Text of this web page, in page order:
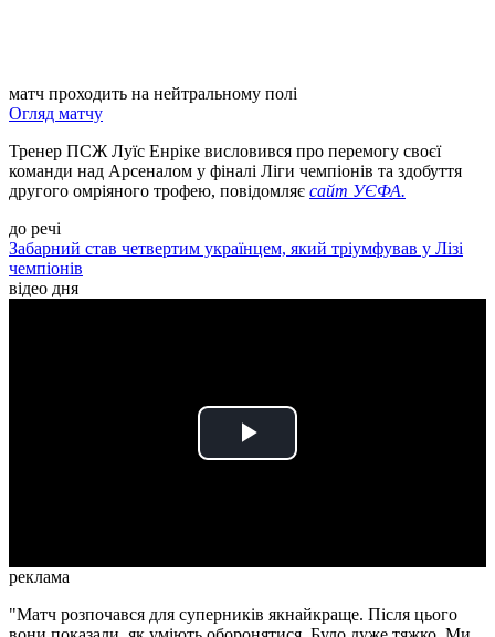
матч проходить на нейтральному полі
Огляд матчу
Тренер ПСЖ Луїс Енріке висловився про перемогу своєї
команди над Арсеналом у фіналі Ліги чемпіонів та здобуття
другого омріяного трофею, повідомляє сайт УЄФА.
до речі
Забарний став четвертим українцем, який тріумфував у Лізі
чемпіонів
відео дня
Play
реклама
"Матч розпочався для суперників якнайкраще. Після цього